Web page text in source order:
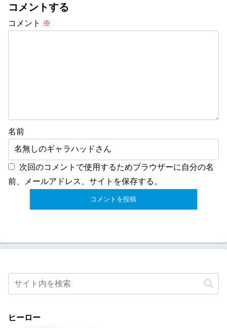
コメントする
コメント ※
名前
次回のコメントで使用するためブラウザーに自分の名
前、メールアドレス、サイトを保存する。
ヒーロー